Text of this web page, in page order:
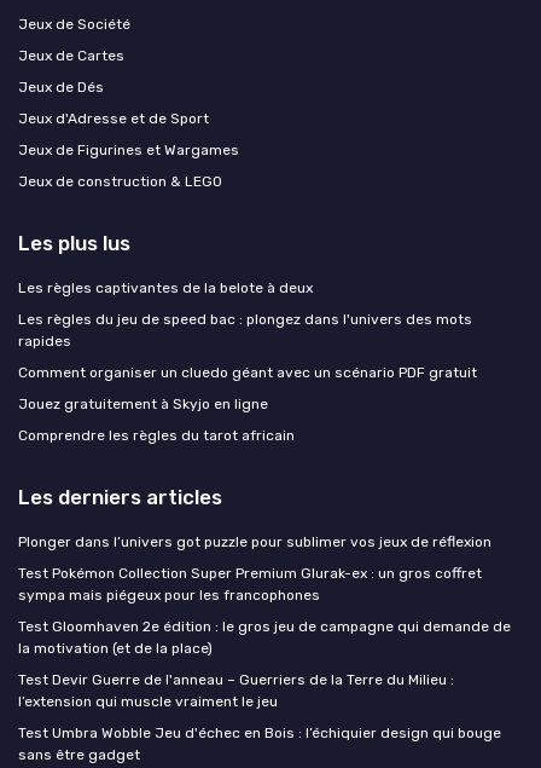
Jeux de Société
Jeux de Cartes
Jeux de Dés
Jeux d'Adresse et de Sport
Jeux de Figurines et Wargames
Jeux de construction & LEGO
Les plus lus
Les règles captivantes de la belote à deux
Les règles du jeu de speed bac : plongez dans l'univers des mots
rapides
Comment organiser un cluedo géant avec un scénario PDF gratuit
Jouez gratuitement à Skyjo en ligne
Comprendre les règles du tarot africain
Les derniers articles
Plonger dans l’univers got puzzle pour sublimer vos jeux de réflexion
Test Pokémon Collection Super Premium Glurak-ex : un gros coffret
sympa mais piégeux pour les francophones
Test Gloomhaven 2e édition : le gros jeu de campagne qui demande de
la motivation (et de la place)
Test Devir Guerre de l'anneau – Guerriers de la Terre du Milieu :
l’extension qui muscle vraiment le jeu
Test Umbra Wobble Jeu d'échec en Bois : l’échiquier design qui bouge
sans être gadget